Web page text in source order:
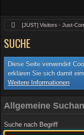
[JUST] Visitors - Just-
SUCHE
Diese Seite verwendet
erklären Sie sich damit
Weitere Informationen
Allgemeine
Suche nach Begriff